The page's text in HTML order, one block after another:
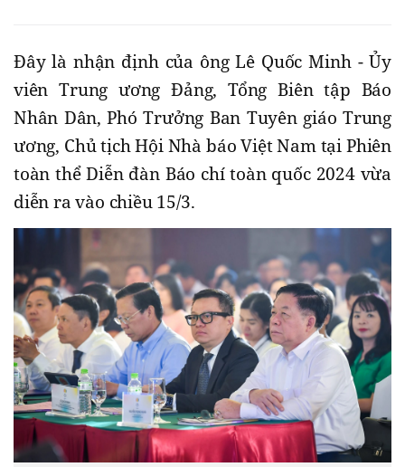
Đây là nhận định của ông Lê Quốc Minh - Ủy
viên Trung ương Đảng, Tổng Biên tập Báo
Nhân Dân, Phó Trưởng Ban Tuyên giáo Trung
ương, Chủ tịch Hội Nhà báo Việt Nam tại Phiên
toàn thể Diễn đàn Báo chí toàn quốc 2024 vừa
diễn ra vào chiều 15/3.